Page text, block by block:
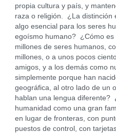
propia cultura y país, y
raza o religión. ¿La distinción
algo esencial para los seres
egoísmo humano? ¿Cómo es
millones de seres humanos,
millones, o a unos pocos
amigos, y a los demás como
simplemente porque han
geográfica, al otro lado de un
hablan una lengua diferente?
humanidad como una gran
en lugar de fronteras, con
puestos de control, con